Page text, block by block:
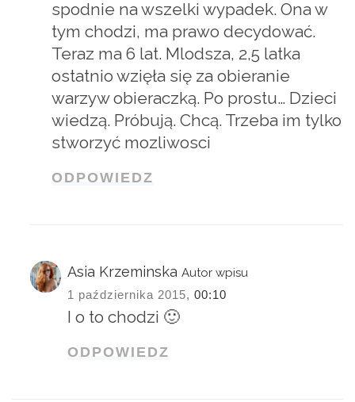
spodnie na wszelki wypadek. Ona w
tym chodzi, ma prawo decydować.
Teraz ma 6 lat. Mlodsza, 2,5 latka
ostatnio wzięła się za obieranie
warzyw obieraczką. Po prostu… Dzieci
wiedzą. Próbują. Chcą. Trzeba im tylko
stworzyć mozliwosci
ODPOWIEDZ
Asia Krzeminska Autor wpisu
1 października 2015, 00:10
I o to chodzi 🙂
ODPOWIEDZ